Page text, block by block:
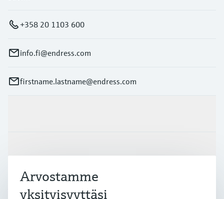
+358 20 1103 600
info.fi@endress.com
firstname.lastname@endress.com
Asiakastuki
Arvostamme
yksityisyyttäsi